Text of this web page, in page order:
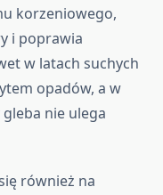
korzeniowego,
i poprawia
w latach suchych
opadów, a w
nie ulega
również na